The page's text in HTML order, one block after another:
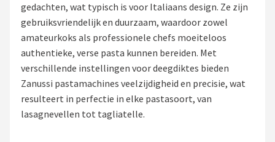
Staafmixers
Juicers
Shop
Kenwood
gedachten, wat typisch is voor Italiaans design. Ze zijn
gebruiksvriendelijk en duurzaam, waardoor zowel
amateurkoks als professionele chefs moeiteloos
authentieke, verse pasta kunnen bereiden. Met
verschillende instellingen voor deegdiktes bieden
Zanussi pastamachines veelzijdigheid en precisie, wat
resulteert in perfectie in elke pastasoort, van
lasagnevellen tot tagliatelle.